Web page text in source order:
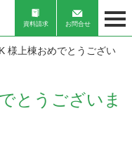
資料請求 お問合せ
様上棟おめでとうござい
とうございま